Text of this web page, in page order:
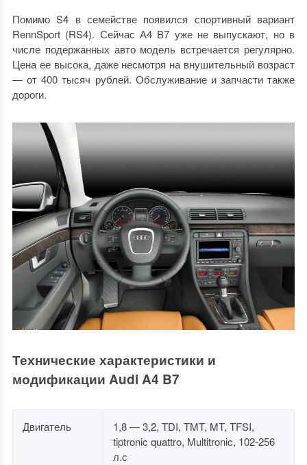
Помимо S4 в семействе появился спортивный вариант
RennSport (RS4). Сейчас А4 B7 уже не выпускают, но в
числе подержанных авто модель встречается регулярно.
Цена ее высока, даже несмотря на внушительный возраст
— от 400 тысяч рублей. Обслуживание и запчасти также
дороги.
Технические характеристики и
модификации Audi A4 B7
Двигатель
1,8 — 3,2, TDI, TMT, MT, TFSI,
tiptronic quattro, Multitronic, 102-256
л.с